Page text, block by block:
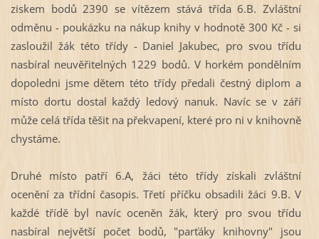
ziskem bodů 2390 se vítězem stává třída 6.B. Zvláštní
odměnu - poukázku na nákup knihy v hodnotě 300 Kč - si
zasloužil žák této třídy - Daniel Jakubec, pro svou třídu
nasbíral neuvěřitelných 1229 bodů. V horkém pondělním
dopoledni jsme dětem této třídy předali čestný diplom a
místo dortu dostal každý ledový nanuk. Navíc se v září
může celá třída těšit na překvapení, které pro ni v knihovně
chystáme.
Druhé místo patří 6.A, žáci této třídy získali zvláštní
ocenění za třídní časopis. Třetí příčku obsadili žáci 9.B. V
každé třídě byl navíc oceněn žák, který pro svou třídu
nasbíral největší počet bodů, "parťáky knihovny" jsou